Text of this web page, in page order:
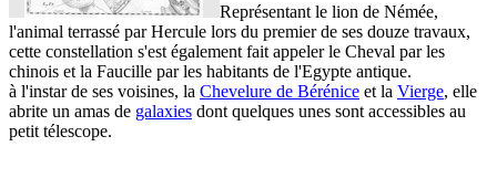
Représentant le lion de Némée,
l'animal terrassé par Hercule lors du premier de ses douze travaux,
cette constellation s'est également fait appeler le Cheval par les
chinois et la Faucille par les habitants de l'Egypte antique.
à l'instar de ses voisines, la Chevelure de Bérénice et la Vierge, elle
abrite un amas de galaxies dont quelques unes sont accessibles au
petit télescope.